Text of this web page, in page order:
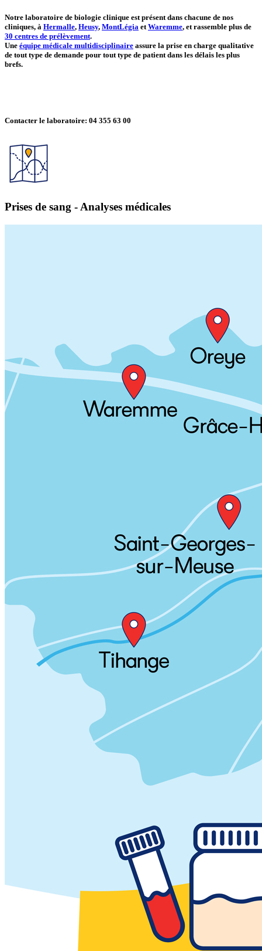
Notre laboratoire de biologie clinique est présent dans chacune de nos
cliniques, à Hermalle, Heusy, MontLégia et Waremme, et rassemble plus de
30 centres de prélèvement.
Une équipe médicale multidisciplinaire assure la prise en charge qualitative
de tout type de demande pour tout type de patient dans les délais les plus
brefs.
Contacter le laboratoire: 04 355 63 00
Prises de sang - Analyses médicales